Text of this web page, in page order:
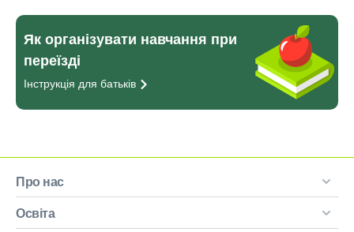
Як організувати навчання при
переїзді
Інструкція для батьків
Про нас
Освіта